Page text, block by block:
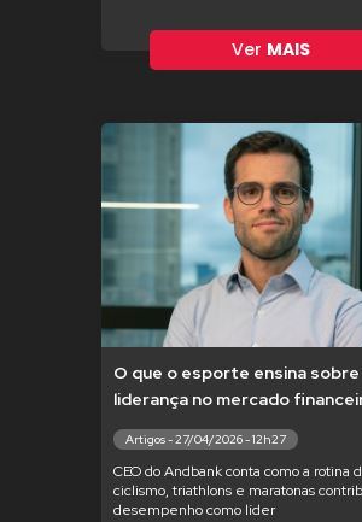
Ver MAIS
O que o esporte ensina sobre
liderança no mercado
Artigos - 27/04/2026 - 12h27
CEO do Andbank conta como a rotina
ciclismo, triathlons e maratonas
desempenho como líder